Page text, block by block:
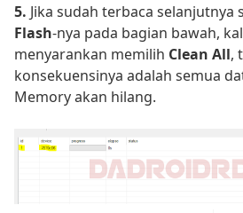
5. Jika sudah terbaca selanjutnya
Flash-nya pada bagian bawah,
menyarankan memilih Clean All,
konsekuensinya adalah semua
Memory akan hilang.